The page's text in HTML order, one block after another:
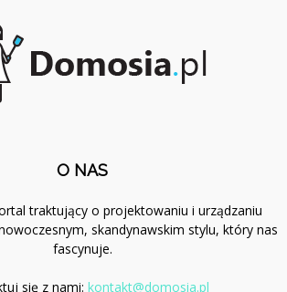
O NAS
traktujący o projektowaniu i urządzaniu
skandynawskim stylu, który nas
fascynuje.
się z nami: kontakt@domosia.pl